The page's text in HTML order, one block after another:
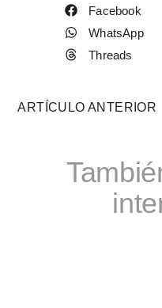
Facebook
WhatsApp
Threads
ARTÍCULO ANTERIOR